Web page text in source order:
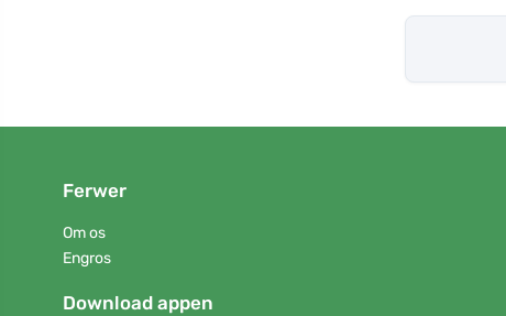
Ferwer
Om os
Engros
Download appen